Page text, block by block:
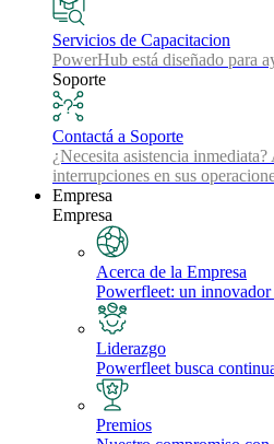
Servicios de Capacitacion
PowerHub está diseñado para
Soporte
Contactá a Soporte
¿Necesita asistencia
interrupciones en sus
Empresa
Empresa
Acerca de la Empresa
Powerfleet: un
Liderazgo
Powerfleet busca
Premios